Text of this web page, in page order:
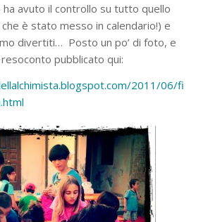
ha avuto il controllo su tutto quello
è stato messo in calendario!) e
divertiti… Posto un po’ di foto, e
pubblicato qui:
2011/06/fiera-